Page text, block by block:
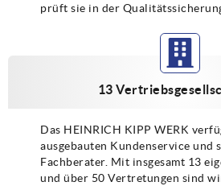
prüft sie in der
13
Das HEINRICH KIPP WERK
ausgebauten Kundenservice und
Fachberater. Mit insgesamt 13
und über 50 Vertretungen sind